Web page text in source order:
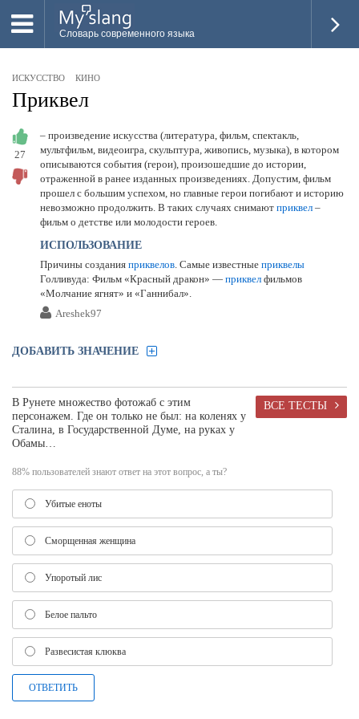
Словарь современного языка
НОВОЕ
ПОПУЛЯРНОЕ
ПРОВЕРИТЬ ЗНАНИЯ
ДОБАВИТЬ СЛОВО
ПРОСВЕТИТЕЛИ
ВОЙТИ
ИСКУССТВО КИНО
Приквел
27
– произведение искусства (литература, фильм, спектакль,
мультфильм, видеоигра, скульптура, живопись, музыка), в котором
описываются события (герои), произошедшие до истории,
отраженной в ранее изданных произведениях. Допустим, фильм
прошел с большим успехом, но главные герои погибают и историю
невозможно продолжить. В таких случаях снимают приквел –
фильм о детстве или молодости героев.
ИСПОЛЬЗОВАНИЕ
Причины создания приквелов. Самые известные приквелы
Голливуда: Фильм «Красный дракон» — приквел фильмов
«Молчание ягнят» и «Ганнибал».
Areshek97
ДОБАВИТЬ ЗНАЧЕНИЕ
ВСЕ ТЕСТЫ
В Рунете множество фотожаб с этим
персонажем. Где он только не был: на коленях у
Сталина, в Государственной Думе, на руках у
Обамы…
88% пользователей знают ответ на этот вопрос, а ты?
Убитые еноты
Сморщенная женщина
Упоротый лис
Белое пальто
Развесистая клюква